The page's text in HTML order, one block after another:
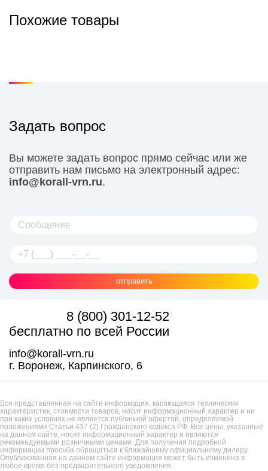
Похожие товары
Задать вопрос
Вы можете задать вопрос прямо сейчас или же
отправить нам письмо на электронный адрес:
info@korall-vrn.ru.
отправить
8 (800) 301-12-52
бесплатно по всей России
info@korall-vrn.ru
г. Воронеж, Карпинского, 6
Вся представленная на сайте информация, касающаяся технических
характеристик, стоимости товаров, носит информационный характер и ни
при каких условиях не является публичной офертой, определяемой
положениями Статьи 437 (2) Гражданского кодекса РФ. Все цены, указанные
на данном сайте, носят информационный характер и являются
рекомендуемыми розничными ценами. Для получения подробной
информации просьба обращаться к ближайшему официальному дилеру.
Опубликованная на данном сайте информация может быть изменена в
любое время без предварительного уведомления.